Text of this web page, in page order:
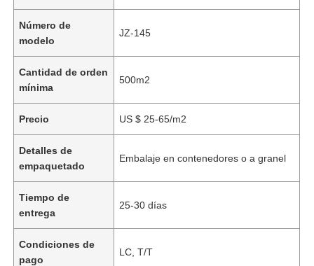
Número de
modelo
JZ-145
Cantidad de orden
mínima
500m2
Precio US $ 25-65/m2
Detalles de
empaquetado
Embalaje en contenedores o a granel
Tiempo de
entrega
25-30 días
Condiciones de
pago
LC, T/T